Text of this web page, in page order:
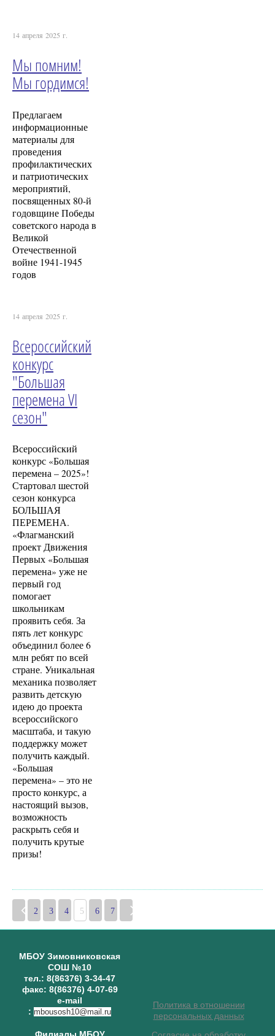
14 апреля 2025 г.
Мы помним!
Мы гордимся!
Предлагаем
информационные
материалы для
проведения
профилактических
и патриотических
мероприятий,
посвященных 80-й
годовщине Победы
советского народа в
Великой
Отечественной
войне 1941-1945
годов
14 апреля 2025 г.
Всероссийский
конкурс
"Большая
перемена VI
сезон"
Всероссийский
конкурс «Большая
перемена – 2025»!
Стартовал шестой
сезон конкурса
БОЛЬШАЯ
ПЕРЕМЕНА.
«Флагманский
проект Движения
Первых «Большая
перемена» уже не
первый год
помогает
школьникам
проявить себя. За
пять лет конкурс
объединил более 6
млн ребят по всей
стране. Уникальная
механика позволяет
развить детскую
идею до проекта
всероссийского
масштаба, и такую
поддержку может
получить каждый.
«Большая
перемена» – это не
просто конкурс, а
настоящий вызов,
возможность
раскрыть себя и
получить крутые
призы!
2 3 4 5 6 7
МБОУ Зимовниковская
СОШ №10
тел.: 8(86376) 3-34-47
факс: 8(86376) 4-07-69
e-mail
: mbousosh10@mail.ru
Филиалы МБОУ
Политика в отношении
персональных данных